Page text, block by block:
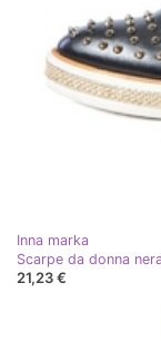
Inna marka
Scarpe da donna
21,23 €